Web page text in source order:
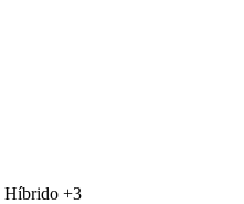
Híbrido +3